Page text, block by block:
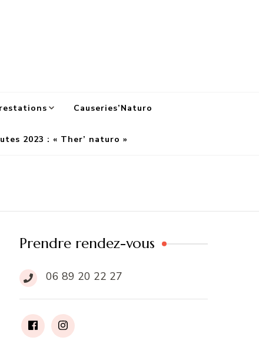
Causeries’Naturo
2023 : « Ther’ naturo »
Prendre rendez-vous
06 89 20 22 27